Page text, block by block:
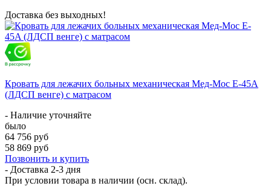
Доставка без выходных!
Кровать для лежачих больных механическая Мед-Мос E-45A
(ЛДСП венге) с матрасом
- Наличие уточняйте
было
64 756 руб
58 869 руб
Позвонить и купить
- Доставка 2-3 дня
При условии товара в наличии (осн. склад).